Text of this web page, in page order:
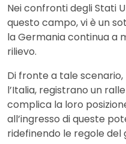
Nei confronti degli Stati
questo campo, vi è un
la Germania continua a
rilievo.
Di fronte a tale
l’Italia, registrano un
complica la loro
all’ingresso di queste
ridefinendo le regole del